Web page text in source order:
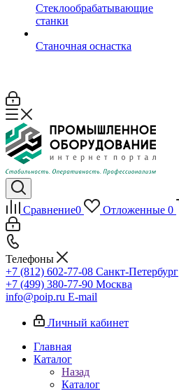
Стеклообрабатывающие
станки
Станочная оснастка
Сравнение0 Отложенные 0
Телефоны
+7 (812) 602-77-08 Санкт-Петербург
+7 (499) 380-77-90 Москва
info@poip.ru E-mail
Личный кабинет
Главная
Каталог
Назад
Каталог